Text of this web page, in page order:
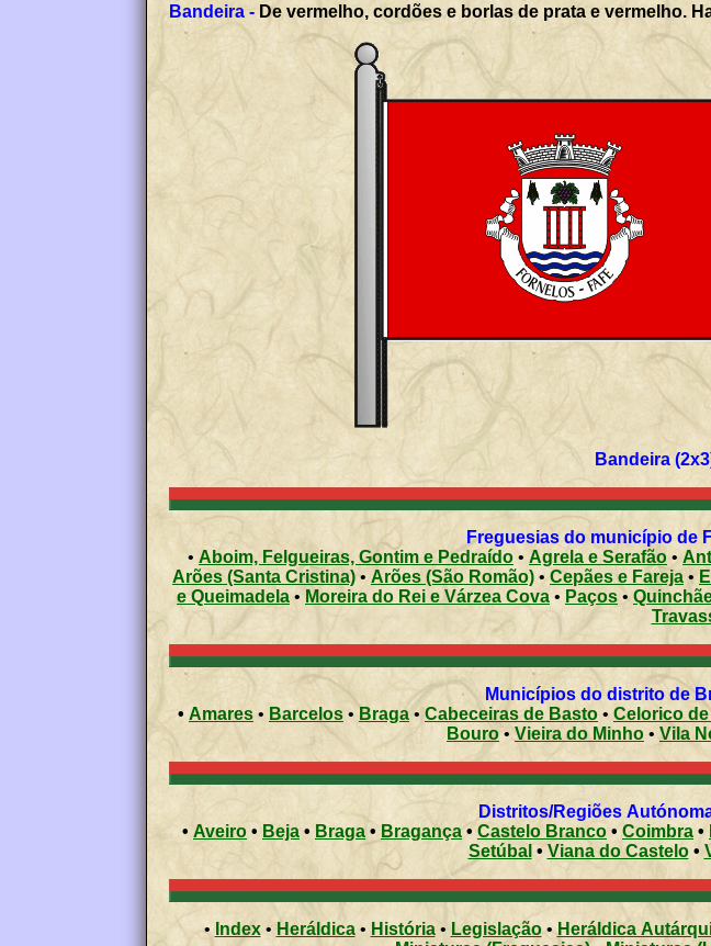
Bandeira - De vermelho, cordões e borlas de prata e vermelho.
Bandeira
Freguesias do município de
• Aboim, Felgueiras, Gontim e Pedraído • Agrela e Serafão•
Arões (Santa Cristina)• Arões (São Romão) • Cepães e Fareja •
e Queimadela• Moreira do Rei e Várzea Cova • Paços •
Municípios do distrito de
• Amares • Barcelos • Braga • Cabeceiras de Basto •
Bouro• Vieira do Minho •
Distritos/
• Aveiro • Beja • Braga • Bragança•Castelo Branco • Coimbra •
Setúbal •Viana do Castelo•
• Index• Heráldica• História • Legislação •Heráldica